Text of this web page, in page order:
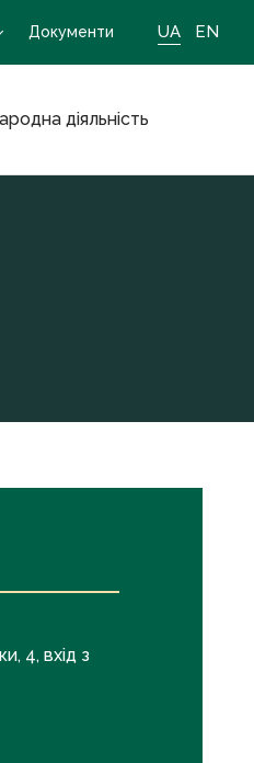
Документи UA EN
діяльність
4, вхід з